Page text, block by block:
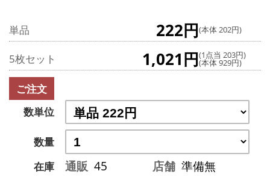
単品 222円(本体 202円)
5枚セット 1,021円(1点当 203円)
(本体 929円)
ご注文
数単位
数量
在庫
通販 45 店舗 準備無